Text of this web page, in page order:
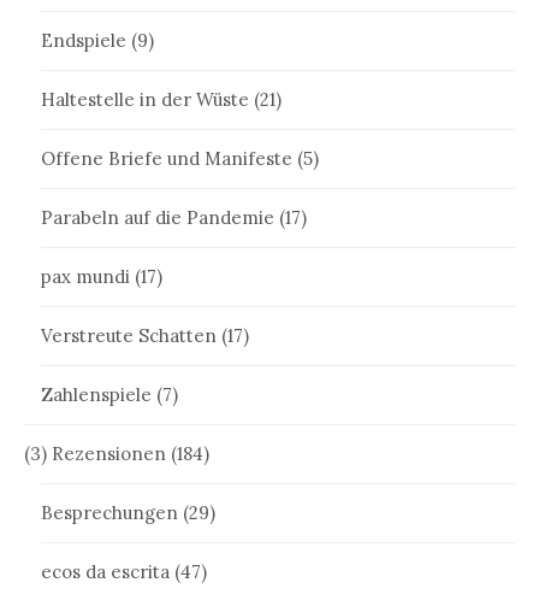
Endspiele (9)
Haltestelle in der Wüste (21)
Offene Briefe und Manifeste (5)
Parabeln auf die Pandemie (17)
pax mundi (17)
Verstreute Schatten (17)
Zahlenspiele (7)
(3) Rezensionen (184)
Besprechungen (29)
ecos da escrita (47)